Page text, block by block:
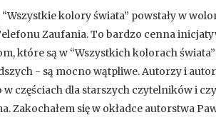
kolory świata” powstały w
Zaufania. To bardzo cenna
które są w “Wszystkich kolorach
- są mocno wątpliwe. Autorzy i
w częściach dla starszych czytelników i
Zakochałem się w okładce autorstwa